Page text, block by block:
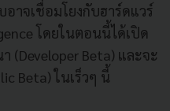
าจเชื่อมโยงกับฮาร์ดแวร์
โดยในตอนนี้ได้เปิด
Beta) และจะ
Beta) ในเร็วๆ นี้